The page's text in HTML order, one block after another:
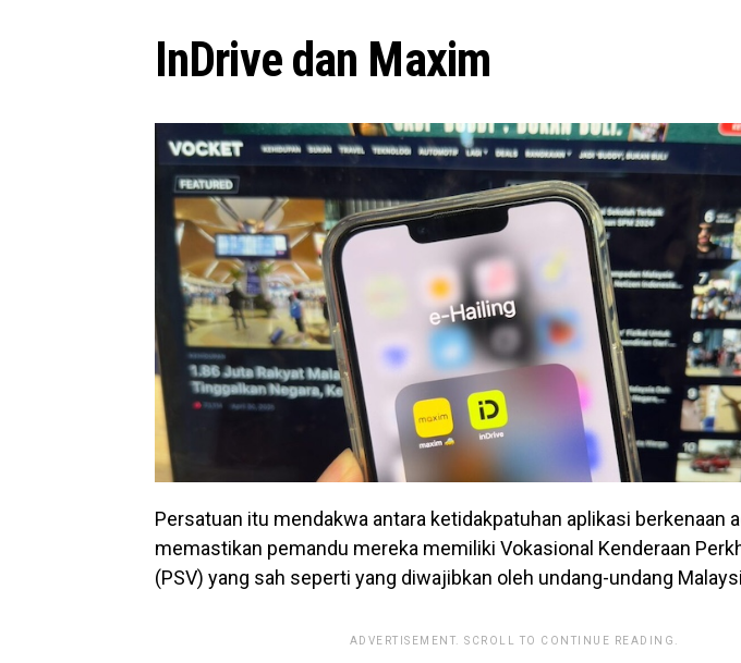
InDrive dan Maxim
Persatuan itu mendakwa antara ketidakpatuhan aplikasi berkenaan
memastikan pemandu mereka memiliki Vokasional Kenderaan
(PSV) yang sah seperti yang diwajibkan oleh undang-undang
ADVERTISEMENT. SCROLL TO CONTINUE READING.